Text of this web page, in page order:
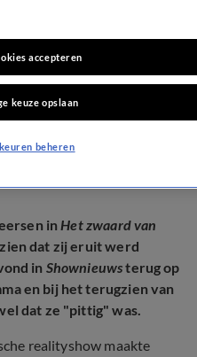
blikt terug op
Damocles:
inHet zwaard van
dat zij eruit werd
in Shownieuwsterug op
en bij het terugzien van
dat ze "pittig" was.
realityshow maakte
accepteren
keuze opslaan
beheren